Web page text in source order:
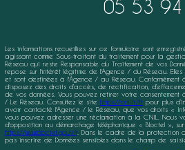
05 53
Les informations recueillies sur ce formulaire sont
agissant comme Sous-traitant du traitement pour la
Réseau qui reste Responsable du Traitement de vos
repose sur l'intérêt légitime de l'Agence / du Réseau.
et sont destinées à l'Agence / au Réseau.
disposez des droits d’accès, de rectification,
de vos données. Vous pouvez retirer votre consentement
/ Le Réseau. Consultez le site https://cnil.fr/fr pour plus
avoir contacté l'Agence / le Réseau, que vos droits «
vous pouvez adresser une réclamation à la CNIL. Nous
d'opposition au démarchage téléphonique « Bloctel »,
https://www.bloctel.gouv.fr. Dans le cadre de la protection
pas inscrire de Données sensibles dans le champ de